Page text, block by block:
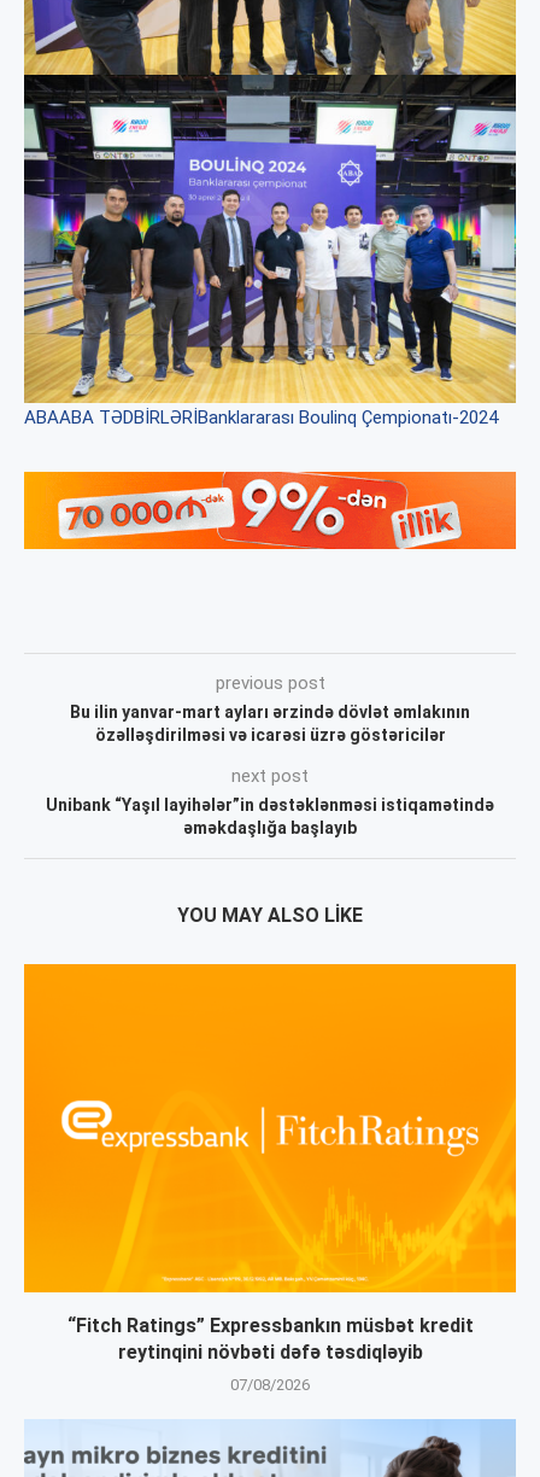
ABAABA TƏDBİRLƏRİBanklararası Boulinq Çempionatı-2024
previous post
Bu ilin yanvar-mart ayları ərzində dövlət əmlakının
özəlləşdirilməsi və icarəsi üzrə göstəricilər
next post
Unibank “Yaşıl layihələr”in dəstəklənməsi istiqamətində
əməkdaşlığa başlayıb
YOU MAY ALSO LIKE
“Fitch Ratings” Expressbankın müsbət kredit
reytinqini növbəti dəfə təsdiqləyib
07/08/2026